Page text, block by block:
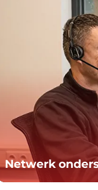
Netwerk